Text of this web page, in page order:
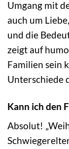
Umgang mit
auch um
und die
zeigt auf
Familien sein
Unterschiede
Kann ich den
Absolut!